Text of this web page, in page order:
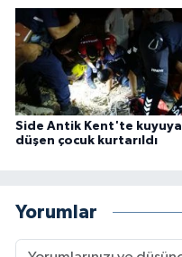
Side Antik Kent'te kuyuya
düşen çocuk kurtarıldı
Yorumlar